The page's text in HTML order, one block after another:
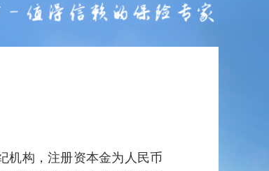
机构，注册资本金为人民币